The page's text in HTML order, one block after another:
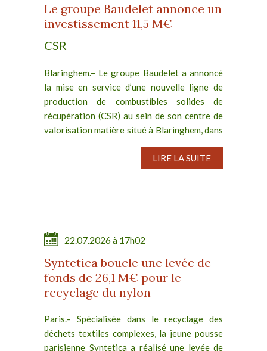
Le groupe Baudelet annonce un
investissement 11,5 M€
CSR
Blaringhem.– Le groupe Baudelet a annoncé
la mise en service d’une nouvelle ligne de
production de combustibles solides de
récupération (CSR) au sein de son centre de
valorisation matière situé à Blaringhem, dans
LIRE LA SUITE
22.07.2026 à 17h02
Syntetica boucle une levée de
fonds de 26,1 M€ pour le
recyclage du nylon
Paris.– Spécialisée dans le recyclage des
déchets textiles complexes, la jeune pousse
parisienne Syntetica a réalisé une levée de